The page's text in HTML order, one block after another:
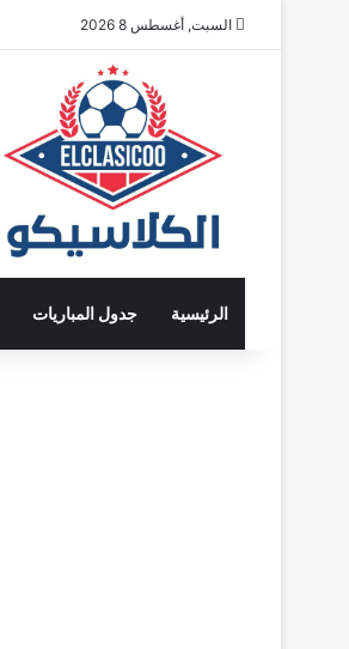
السبت, أغسطس 8 2026
الرئيسية جدول المباريات